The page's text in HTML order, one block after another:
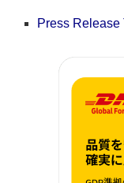
Press Release